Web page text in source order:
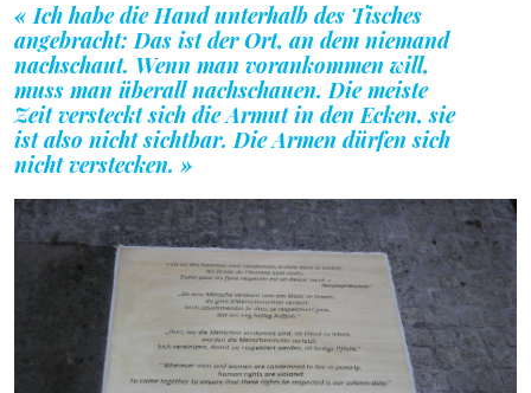
«Ich habe die Hand unterhalb des Tisches
angebracht: Das ist der Ort, an dem niemand
nachschaut. Wenn man vorankommen will,
muss man überall nachschauen. Die meiste
Zeit versteckt sich die Armut in den Ecken, sie
ist also nicht sichtbar. Die Armen dürfen sich
nicht verstecken. »